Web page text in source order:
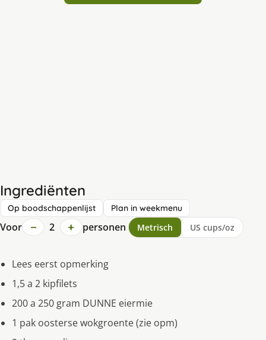
Ingrediënten
Op boodschappenlijst Plan in weekmenu
Voor − 2 + personen Metrisch US cups/oz
Lees eerst opmerking
1,5 a 2 kipfilets
200 a 250 gram DUNNE eiermie
1 pak oosterse wokgroente (zie opm)